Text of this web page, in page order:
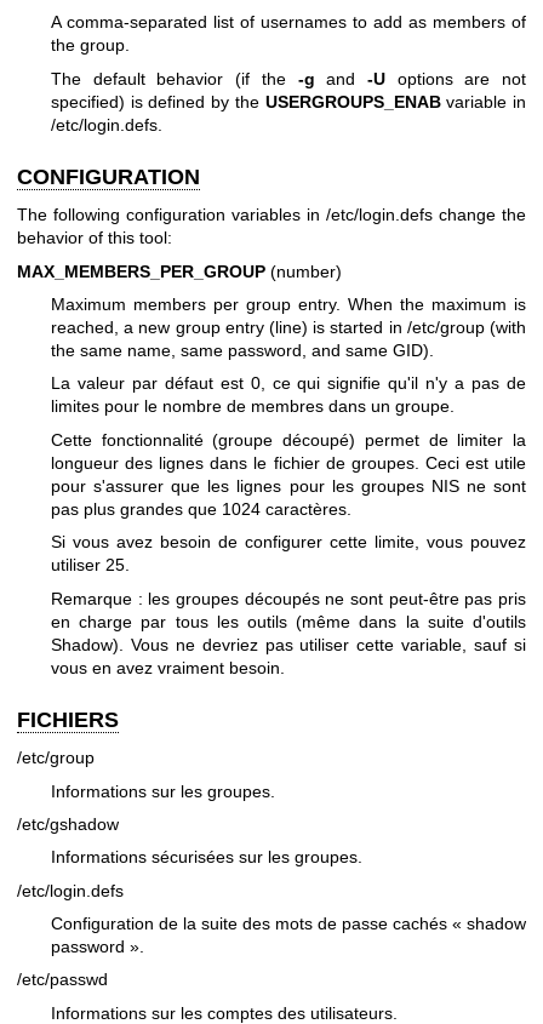
A comma-separated list of usernames to add as members of
the group.
The default behavior (if the -g and -Uoptions are not
specified) is defined by the USERGROUPS_ENABvariable in
/etc/login.defs.
CONFIGURATION
The following configuration variables in /etc/login.defs change the
behavior of this tool:
MAX_MEMBERS_PER_GROUP (number)
Maximum members per group entry. When the maximum is
reached, a new group entry (line) is started in /etc/group (with
the same name, same password, and same GID).
La valeur par défaut est 0, ce qui signifie qu'il n'y a pas de
limites pour le nombre de membres dans un groupe.
Cette fonctionnalité (groupe découpé) permet de limiter la
longueur des lignes dans le fichier de groupes. Ceci est utile
pour s'assurer que les lignes pour les groupes NIS ne sont
pas plus grandes que 1024 caractères.
Si vous avez besoin de configurer cette limite, vous pouvez
utiliser 25.
Remarque : les groupes découpés ne sont peut-être pas pris
en charge par tous les outils (même dans la suite d'outils
Shadow). Vous ne devriez pas utiliser cette variable, sauf si
vous en avez vraiment besoin.
FICHIERS
/etc/group
Informations sur les groupes.
/etc/gshadow
Informations sécurisées sur les groupes.
/etc/login.defs
Configuration de la suite des mots de passe cachés « shadow
password ».
/etc/passwd
Informations sur les comptes des utilisateurs.